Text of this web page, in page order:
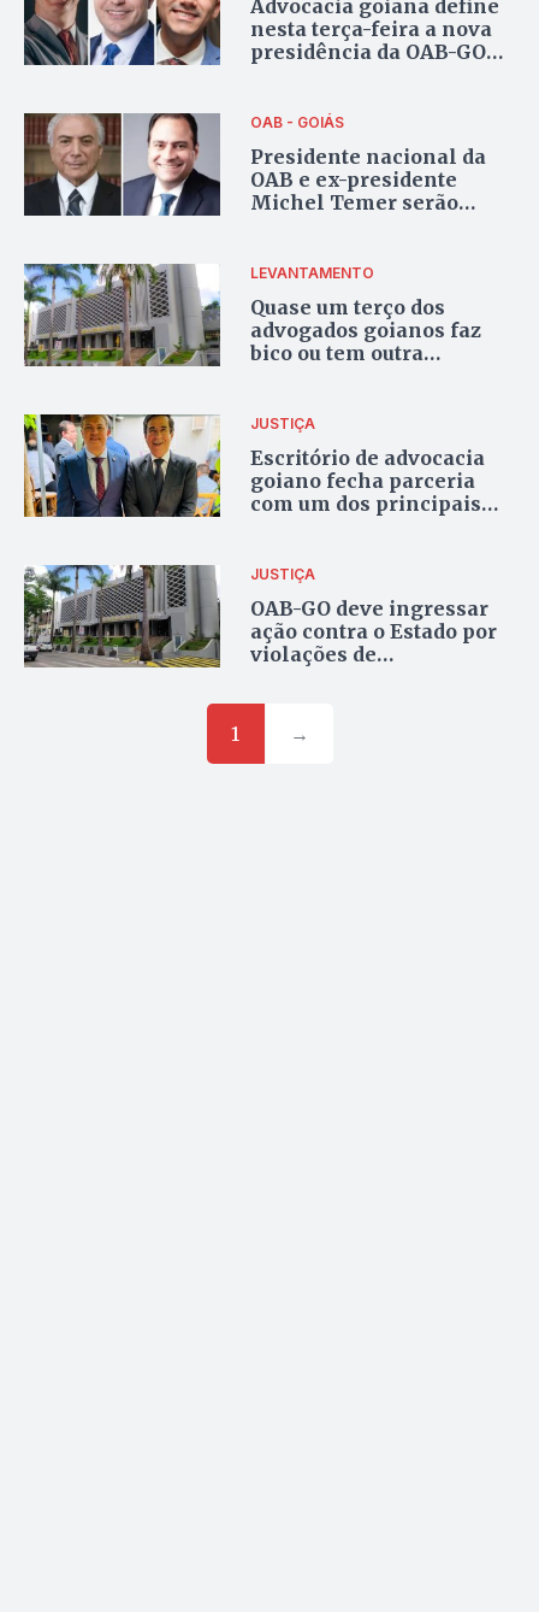
Advocacia goiana define
nesta terça-feira a nova
presidência da OAB-GO
OAB - GOIÁS
Presidente nacional da
OAB e ex-presidente
Michel Temer serão
Advocacia de Goiás
LEVANTAMENTO
Quase um terço dos
advogados goianos faz
bico ou tem outra
advocacia
JUSTIÇA
Escritório de advocacia
goiano fecha parceria
com um dos principais
JUSTIÇA
OAB-GO deve ingressar
ação contra o Estado por
violações de
advocacia
1
→